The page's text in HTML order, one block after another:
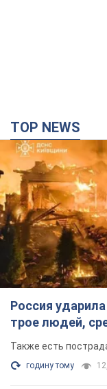
TOP NEWS
Россия
трое людей,
Также есть
годину тому